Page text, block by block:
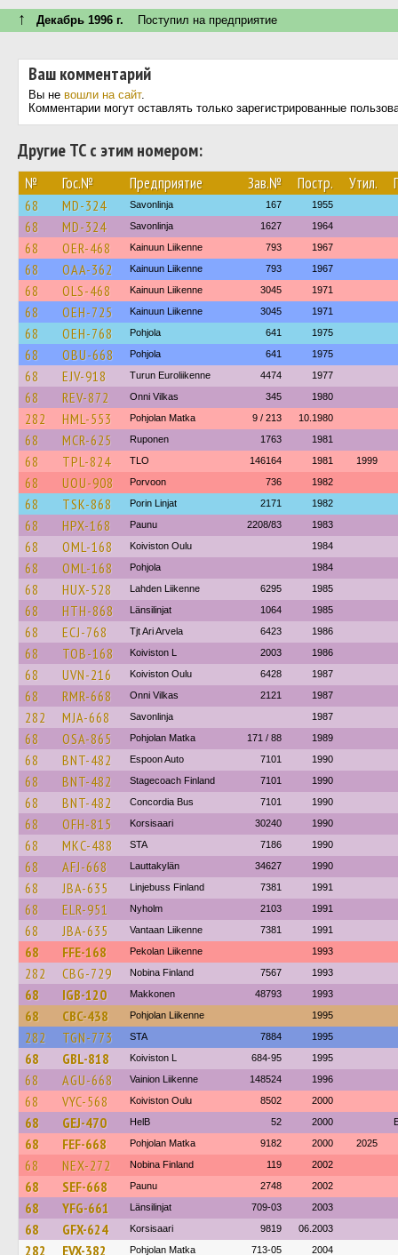
↑ Декабрь 1996 г. Поступил на предприятие
Ваш комментарий
Вы не вошли на сайт.
Комментарии могут оставлять только зарегистрированные
Другие ТС с этим номером:
№ Гос.№ Предприятие Зав.№ Постр. Утил.
68 MD-324 Savonlinja 167 1955
68 MD-324 Savonlinja 1627 1964
68 OER-468 Kainuun Liikenne 793 1967
68 OAA-362 Kainuun Liikenne 793 1967
68 OLS-468 Kainuun Liikenne 3045 1971
68 OEH-725 Kainuun Liikenne 3045 1971
68 OEH-768 Pohjola 641 1975
68 OBU-668 Pohjola 641 1975
68 EJV-918 Turun Euroliikenne 4474 1977
68 REV-872 Onni Vilkas 345 1980
282 HML-553 Pohjolan Matka 9 / 213 10.1980
68 MCR-625 Ruponen 1763 1981
68 TPL-824 TLO 146164 1981 1999
68 UOU-908 Porvoon 736 1982
68 TSK-868 Porin Linjat 2171 1982
68 HPX-168 Paunu 2208/83 1983
68 OML-168 Koiviston Oulu 1984
68 OML-168 Pohjola 1984
68 HUX-528 Lahden Liikenne 6295 1985
68 HTH-868 Länsilinjat 1064 1985
68 ECJ-768 Tjt Ari Arvela 6423 1986
68 TOB-168 Koiviston L 2003 1986
68 UVN-216 Koiviston Oulu 6428 1987
68 RMR-668 Onni Vilkas 2121 1987
282 MJA-668 Savonlinja 1987
68 OSA-865 Pohjolan Matka 171 / 88 1989
68 BNT-482 Espoon Auto 7101 1990
68 BNT-482 Stagecoach Finland 7101 1990
68 BNT-482 Concordia Bus 7101 1990
68 OFH-815 Korsisaari 30240 1990
68 MKC-488 STA 7186 1990
68 AFJ-668 Lauttakylän 34627 1990
68 JBA-635 Linjebuss Finland 7381 1991
68 ELR-951 Nyholm 2103 1991
68 JBA-635 Vantaan Liikenne 7381 1991
68 FFE-168 Pekolan Liikenne 1993
282 CBG-729 Nobina Finland 7567 1993
68 IGB-120 Makkonen 48793 1993
68 CBC-438 Pohjolan Liikenne 1995
282 TGN-773 STA 7884 1995
68 GBL-818 Koiviston L 684-95 1995
68 AGU-668 Vainion Liikenne 148524 1996
68 VYC-568 Koiviston Oulu 8502 2000
68 GEJ-470 HelB 52 2000
68 FEF-668 Pohjolan Matka 9182 2000 2025
68 NEX-272 Nobina Finland 119 2002
68 SEF-668 Paunu 2748 2002
68 YFG-661 Länsilinjat 709-03 2003
68 GFX-624 Korsisaari 9819 06.2003
282 EVX-382 Pohjolan Matka 713-05 2004